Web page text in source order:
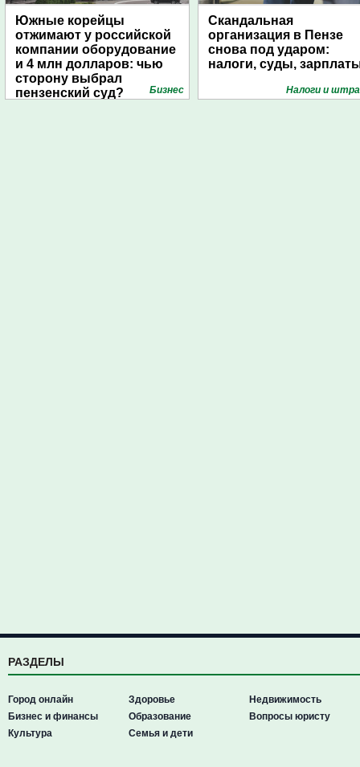
Южные корейцы
отжимают у российской
компании оборудование
и 4 млн долларов: чью
сторону выбрал
пензенский суд?
Бизнес
Скандальная
организация в Пензе
снова под ударом:
налоги, суды,
Налоги и
РАЗДЕЛЫ
Город онлайн
Бизнес и финансы
Культура
Здоровье
Образование
Семья и дети
Недвижимость
Вопросы юристу